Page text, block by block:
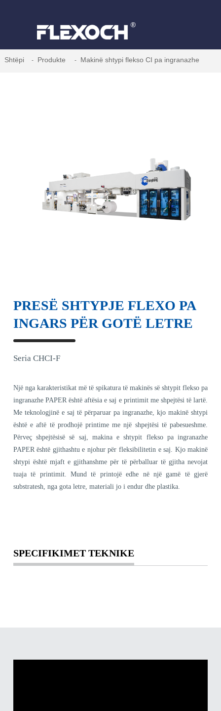
Shtëpi Produkte Makinë shtypi flekso CI pa ingranazhe
PRESË SHTYPJE FLEXO PA
INGARS PËR GOTË LETRE
Seria CHCI-F
Një nga karakteristikat më të spikatura të makinës së shtypit flekso pa
ingranazhe PAPER është aftësia e saj e printimit me shpejtësi të lartë.
Me teknologjinë e saj të përparuar pa ingranazhe, kjo makinë shtypi
është e aftë të prodhojë printime me një shpejtësi të pabesueshme.
Përveç shpejtësisë së saj, makina e shtypit flekso pa ingranazhe
PAPER është gjithashtu e njohur për fleksibilitetin e saj. Kjo makinë
shtypi është mjaft e gjithanshme për të përballuar të gjitha nevojat
tuaja të printimit. Mund të printojë edhe në një gamë të gjerë
substratesh, nga gota letre, materiali jo i endur dhe plastika.
SPECIFIKIMET TEKNIKE